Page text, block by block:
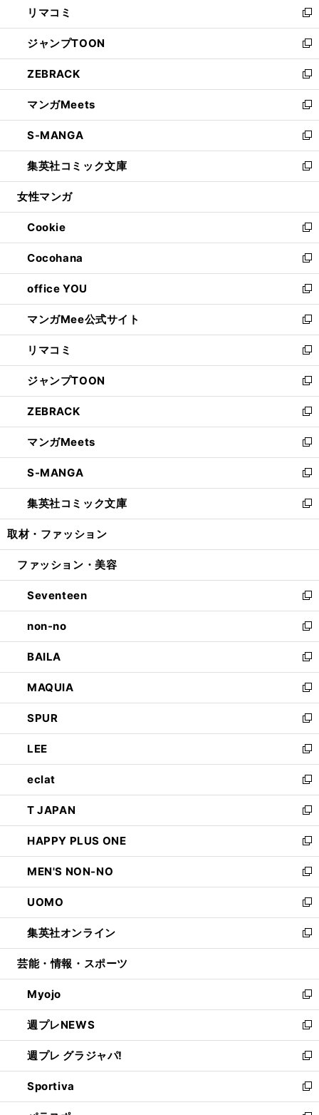
で
開
く
ド
ウ
で
開
く
ィ
ン
ド
ウ
で
開
く
い
ウ
ィ
ン
ド
ウ
で
開
く
リマコミ
新
し
い
ウ
ィ
ン
ド
ウ
で
開
く
ジャンプTOON
新
し
い
ウ
ィ
ン
ド
ウ
で
開
ZEBRACK
新
し
い
ウ
ィ
ン
ド
ウ
開
く
マンガMeets
新
し
い
ウ
ィ
ン
ウ
で
開
く
S-MANGA
新
し
い
ウ
ン
ド
ウ
で
開
く
集英社コミック文庫
新
し
ウ
ィ
ン
ド
ウ
で
開
く
女性マンガ
Cookie
新
し
い
ウ
ィ
ン
ド
ウ
で
開
く
Cocohana
新
し
い
ウ
ィ
ン
ド
ウ
で
開
く
office YOU
新
し
い
ウ
ィ
ン
ド
ウ
で
開
く
マンガMee公式サイト
新
し
い
ウ
ィ
ン
ド
ウ
で
開
く
リマコミ
新
し
い
ウ
ィ
ン
ド
ウ
で
開
く
ジャンプTOON
新
し
い
ウ
ィ
ン
ド
ウ
で
開
ZEBRACK
新
し
い
ウ
ィ
ン
ド
ウ
開
マンガMeets
新
し
い
ウ
ィ
ン
ウ
開
く
S-MANGA
新
し
い
ウ
ン
ウ
で
開
く
集英社コミック文庫
新
し
ウ
ン
ド
ウ
で
開
く
取材・ファッション
ファッション・美容
Seventeen
新
し
い
ウ
ィ
ン
ド
ウ
で
開
く
non-no
新
し
い
ウ
ィ
ン
ド
ウ
で
開
く
BAILA
新
し
い
ウ
ィ
ン
ド
ウ
で
開
く
MAQUIA
新
し
い
ウ
ィ
ン
ド
ウ
で
開
く
SPUR
新
し
い
ウ
ィ
ン
ド
ウ
で
開
く
LEE
新
し
い
ウ
ィ
ン
ド
ウ
で
開
く
eclat
新
し
い
ウ
ィ
ン
ド
ウ
で
開
く
T JAPAN
新
し
い
ウ
ィ
ン
ド
ウ
で
開
HAPPY PLUS ONE
新
し
い
ウ
ィ
ン
ド
ウ
開
く
MEN'S NON-NO
新
し
い
ウ
ィ
ン
ウ
で
開
く
UOMO
新
し
い
ウ
ン
ド
ウ
で
開
く
集英社オンライン
新
し
ウ
ィ
ン
ド
ウ
で
開
く
芸能・情報・スポーツ
Myojo
新
し
い
ウ
ィ
ン
ド
ウ
週プレNEWS
新
し
い
ウ
ィ
ン
週プレ グラジャパ!
新
し
い
ウ
Sportiva
新
し